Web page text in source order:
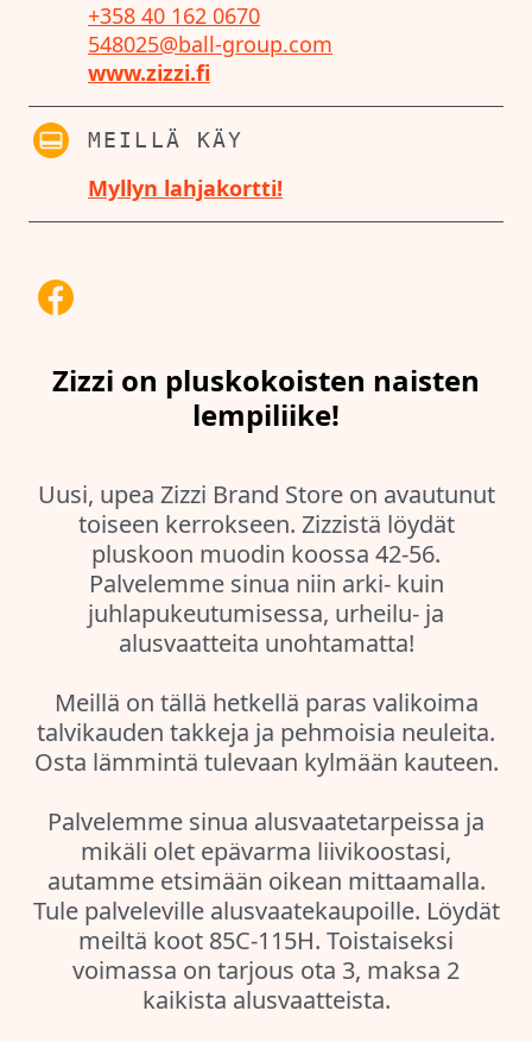
+358 40 162 0670
548025@ball-group.com
www.zizzi.fi
MEILLÄ KÄY
Myllyn lahjakortti!
Zizzi on pluskokoisten naisten
lempiliike!
Uusi, upea Zizzi Brand Store on avautunut
toiseen kerrokseen. Zizzistä löydät
pluskoon muodin koossa 42-56.
Palvelemme sinua niin arki- kuin
juhlapukeutumisessa, urheilu- ja
alusvaatteita unohtamatta!
Meillä on tällä hetkellä paras valikoima
talvikauden takkeja ja pehmoisia neuleita.
Osta lämmintä tulevaan kylmään kauteen.
Palvelemme sinua alusvaatetarpeissa ja
mikäli olet epävarma liivikoostasi,
autamme etsimään oikean mittaamalla.
Tule palveleville alusvaatekaupoille. Löydät
meiltä koot 85C-115H. Toistaiseksi
voimassa on tarjous ota 3, maksa 2
kaikista alusvaatteista.